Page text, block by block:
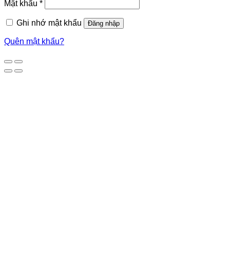
Mật khẩu *
Ghi nhớ mật khẩu Đăng nhập
Quên mật khẩu?